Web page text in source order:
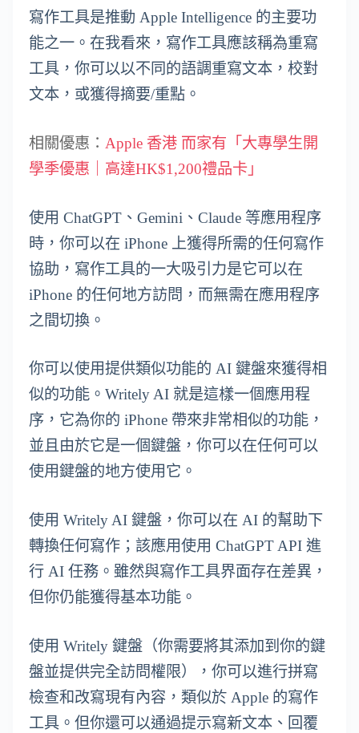
寫作工具是推動 Apple Intelligence 的主要功
能之一。在我看來，寫作工具應該稱為重寫
工具，你可以以不同的語調重寫文本，校對
文本，或獲得摘要/重點。
相關優惠： Apple 香港 而家有「大專學生開
學季優惠｜高達HK$1,200禮品卡」
使用 ChatGPT、Gemini、Claude 等應用程序
時，你可以在 iPhone 上獲得所需的任何寫作
協助，寫作工具的一大吸引力是它可以在
iPhone 的任何地方訪問，而無需在應用程序
之間切換。
你可以使用提供類似功能的 AI 鍵盤來獲得相
似的功能。Writely AI 就是這樣一個應用程
序，它為你的 iPhone 帶來非常相似的功能，
並且由於它是一個鍵盤，你可以在任何可以
使用鍵盤的地方使用它。
使用 Writely AI 鍵盤，你可以在 AI 的幫助下
轉換任何寫作；該應用使用 ChatGPT API 進
行 AI 任務。雖然與寫作工具界面存在差異，
但你仍能獲得基本功能。
使用 Writely 鍵盤（你需要將其添加到你的鍵
盤並提供完全訪問權限），你可以進行拼寫
檢查和改寫現有內容，類似於 Apple 的寫作
工具。但你還可以通過提示寫新文本、回覆